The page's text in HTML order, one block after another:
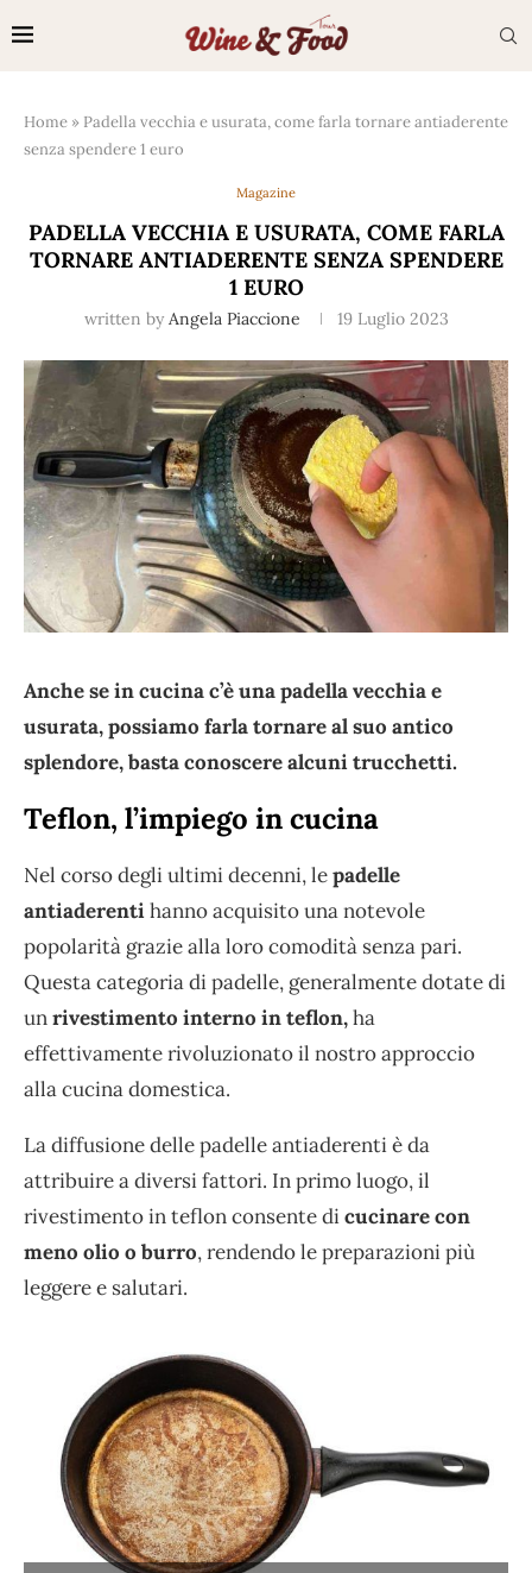
Home » Padella vecchia e usurata, come farla tornare antiaderente
senza spendere 1 euro
Magazine
PADELLA VECCHIA E USURATA, COME FARLA
TORNARE ANTIADERENTE SENZA SPENDERE
1 EURO
written by Angela Piaccione 19 Luglio 2023
Anche se in cucina c’è una padella vecchia e
usurata, possiamo farla tornare al suo antico
splendore, basta conoscere alcuni trucchetti.
Teflon, l’impiego in cucina
Nel corso degli ultimi decenni, lepadelle
antiaderentihanno acquisito una notevole
popolarità grazie alla loro comodità senza pari.
Questa categoria di padelle, generalmente dotate di
unrivestimento interno in teflon,ha
effettivamente rivoluzionato il nostro approccio
alla cucina domestica.
La diffusione delle padelle antiaderenti è da
attribuire a diversi fattori. In primo luogo, il
rivestimento in teflon consente dicucinare con
meno olio o burro, rendendo le preparazioni più
leggere e salutari.